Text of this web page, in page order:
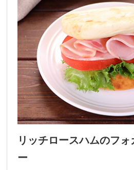
リッチロースハムのフ
ー